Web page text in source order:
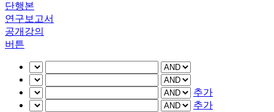
단행본
연구보고서
공개강의
버튼
추가
추가